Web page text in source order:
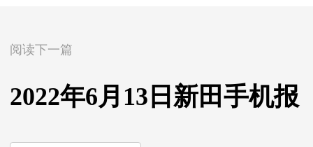
阅读下一篇
2022年6月13日新田手机报